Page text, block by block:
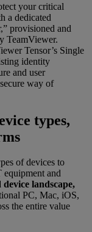
your critical
a dedicated
provisioned and
TeamViewer.
Tensor’s Single
identity
and user
way of
types,
of devices to
equipment and
landscape,
PC, Mac, iOS,
the entire value